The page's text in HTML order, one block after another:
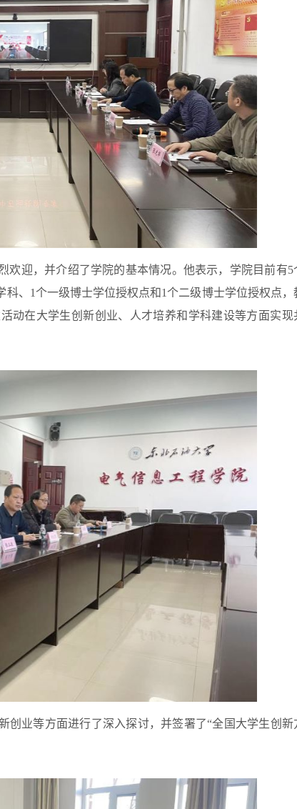
欢迎，并介绍了学院的基本情况。他表示，学院目前有5
、1个一级博士学位授权点和1个二级博士学位授权点，
动在大学生创新创业、人才培养和学科建设等方面实现
创业等方面进行了深入探讨，并签署了“全国大学生创新